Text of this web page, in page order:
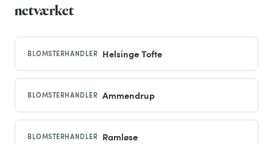
netværket
BLOMSTERHANDLER Helsinge Tofte
BLOMSTERHANDLER Ammendrup
BLOMSTERHANDLER Ramløse